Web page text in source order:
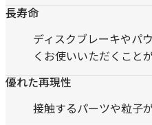
長寿命
ディスクブレーキやパ
くお使いいただくこと
優れた再現性
接触するパーツや粒子